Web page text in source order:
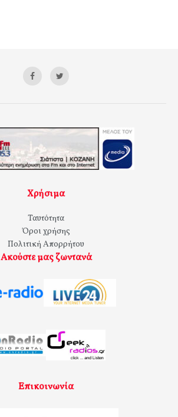
Χρήσιμα
Ταυτότητα
Όροι χρήσης
Πολιτική Απορρήτου
Ακούστε μας ζωντανά
Επικοινωνία